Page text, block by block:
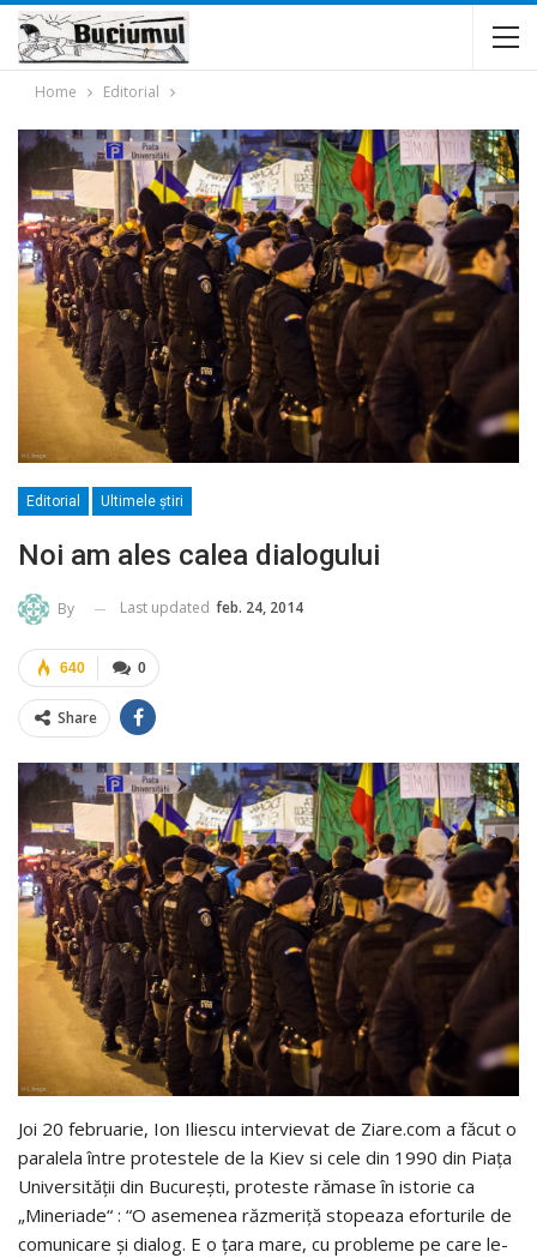
Home Editorial
Editorial Ultimele ştiri
Noi am ales calea dialogului
By Last updated feb. 24, 2014
0
640
Share
Joi 20 februarie, Ion Iliescu intervievat de Ziare.com a făcut o
paralela între protestele de la Kiev si cele din 1990 din Piaţa
Universităţii din Bucureşti, proteste rămase în istorie ca
„Mineriade“ : “O asemenea răzmeriţă stopeaza eforturile de
comunicare şi dialog. E o ţara mare, cu probleme pe care le-